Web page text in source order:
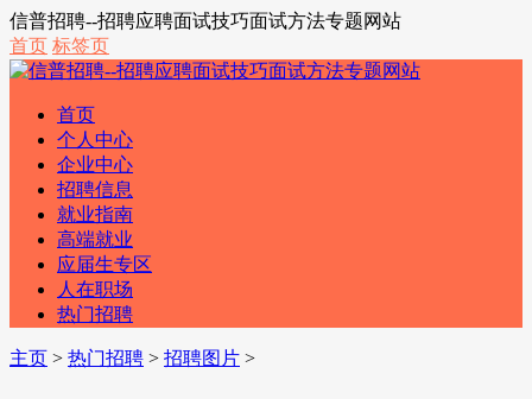
信普招聘--招聘应聘面试技巧面试方法专题网站
首页 标签页
首页
个人中心
企业中心
招聘信息
就业指南
高端就业
应届生专区
人在职场
热门招聘
主页 > 热门招聘 > 招聘图片 >